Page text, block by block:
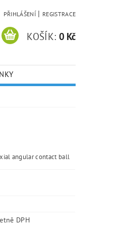
PŘIHLÁŠENÍ | REGISTRACE
KOŠÍK: 0 Kč
angular contact ball
Kč včetně DPH